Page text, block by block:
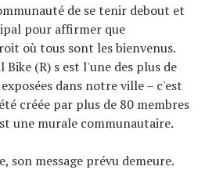
de se tenir debout et
pour affirmer que
où tous sont les bienvenus.
(R) s est l'une des plus de
dans notre ville – c'est
créée par plus de 80 membres
une murale communautaire.
son message prévu demeure.